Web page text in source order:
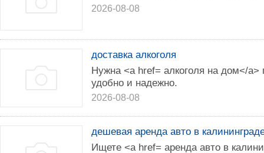
2026-08-08
доставка алкоголя
Нужна <a href= алкоголя на дом</
удобно и надежно.
2026-08-08
дешевая аренда авто в
Ищете <a href= аренда авто в